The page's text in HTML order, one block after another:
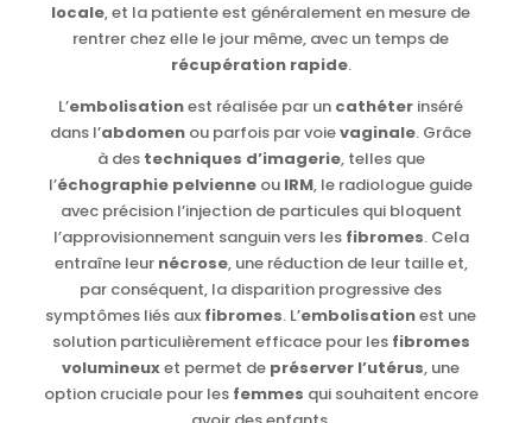
locale, et la patiente est généralement en mesure de
rentrer chez elle le jour même, avec un temps de
récupération rapide.
L’embolisationest réalisée par un cathéter inséré
dans l’abdomen ou parfois par voievaginale. Grâce
à des techniques d’imagerie, telles que
l’échographie pelvienne ou IRM, le radiologue guide
avec précision l’injection de particules qui bloquent
l’approvisionnement sanguin vers les fibromes. Cela
entraîne leur nécrose, une réduction de leur taille et,
par conséquent, la disparition progressive des
symptômes liés aux fibromes. L’embolisationest une
solution particulièrement efficace pour les fibromes
volumineuxet permet de préserver l’utérus, une
option cruciale pour les femmes qui souhaitent encore